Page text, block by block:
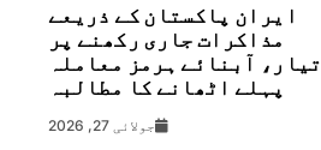
ایران پاکستان کے ذریعے
مذاکرات جاری رکھنے پر
تیار، آبنائے ہرمز معاملہ
پہلے اٹھانے کا مطالبہ
جولائی 27, 2026